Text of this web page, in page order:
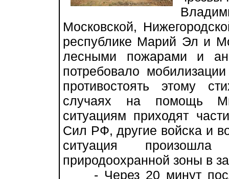
Московской,
республике Марий Эл и
лесными пожарами и
потребовало
противостоять этому
случаях на помощь
ситуациям приходят
Сил РФ, другие войска и
ситуация
природоохранной зоны в
- Через 20 минут